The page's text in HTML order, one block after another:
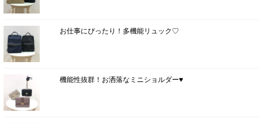
お仕事にぴったり！多機能リュック♡
機能性抜群！お洒落なミニショルダー♥